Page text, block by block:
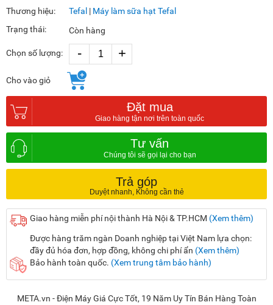
Thương hiệu:
Tefal | Máy làm sữa hạt Tefal
Trạng thái:
Còn hàng
Chọn số lượng: - +
Cho vào giỏ
Đặt mua
Tư vấn
Trả góp
Giao hàng miễn phí nội thành Hà Nội & TP.HCM (Xem thêm)
Được hàng trăm ngàn Doanh nghiệp tại Việt Nam lựa chọn:
đầy đủ hóa đơn, hợp đồng, không chi phí ẩn (Xem thêm)
Bảo hành toàn quốc. (Xem trung tâm bảo hành)
META.vn - Điện Máy Giá Cực Tốt, 19 Năm Uy Tín Bán Hàng Toàn